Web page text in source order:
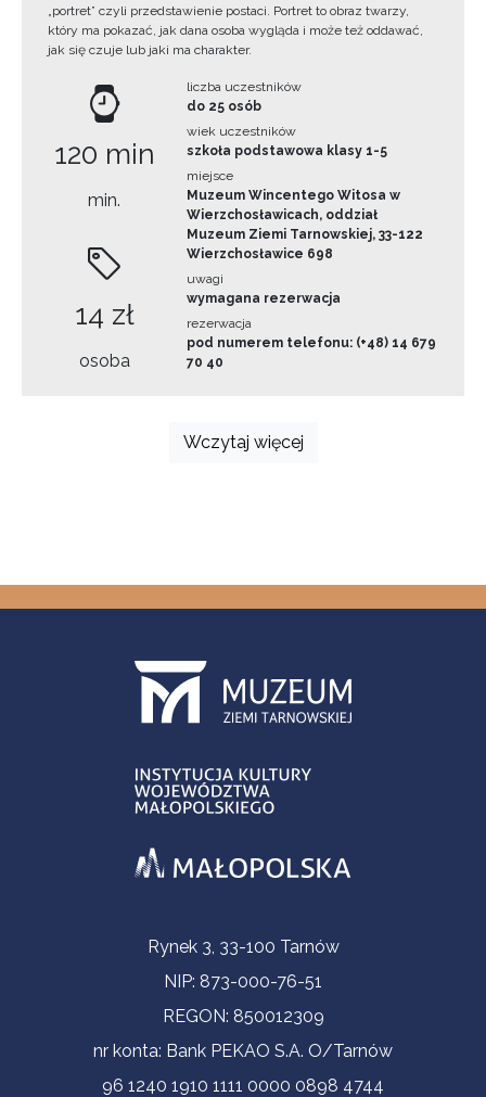
„portret” czyli przedstawienie postaci. Portret to obraz twarzy,
który ma pokazać, jak dana osoba wygląda i może też oddawać,
jak się czuje lub jaki ma charakter.
120 min
min.
14 zł
osoba
liczba uczestników
do 25 osób
wiek uczestników
szkoła podstawowa klasy 1-5
miejsce
Muzeum Wincentego Witosa w
Wierzchosławicach, oddział
Muzeum Ziemi Tarnowskiej, 33-122
Wierzchosławice 698
uwagi
wymagana rezerwacja
rezerwacja
pod numerem telefonu: (+48) 14 679
70 40
Wczytaj więcej
Informacje kontaktoweRynek 3, 33-100 Tarnów
NIP: 873-000-76-51
REGON: 850012309
nr konta: Bank PEKAO S.A. O/Tarnów
96 1240 1910 1111 0000 0898 4744